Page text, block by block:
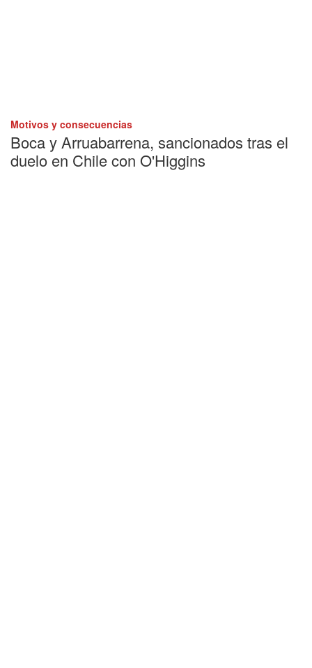
Motivos y consecuencias
Boca y Arruabarrena, sancionados tras el
duelo en Chile con O'Higgins